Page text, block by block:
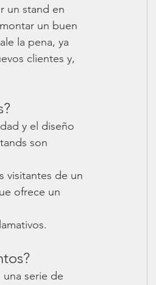
un stand en
un buen
la pena, ya
clientes y,
y el diseño
son
visitantes de un
ofrece un
serie de